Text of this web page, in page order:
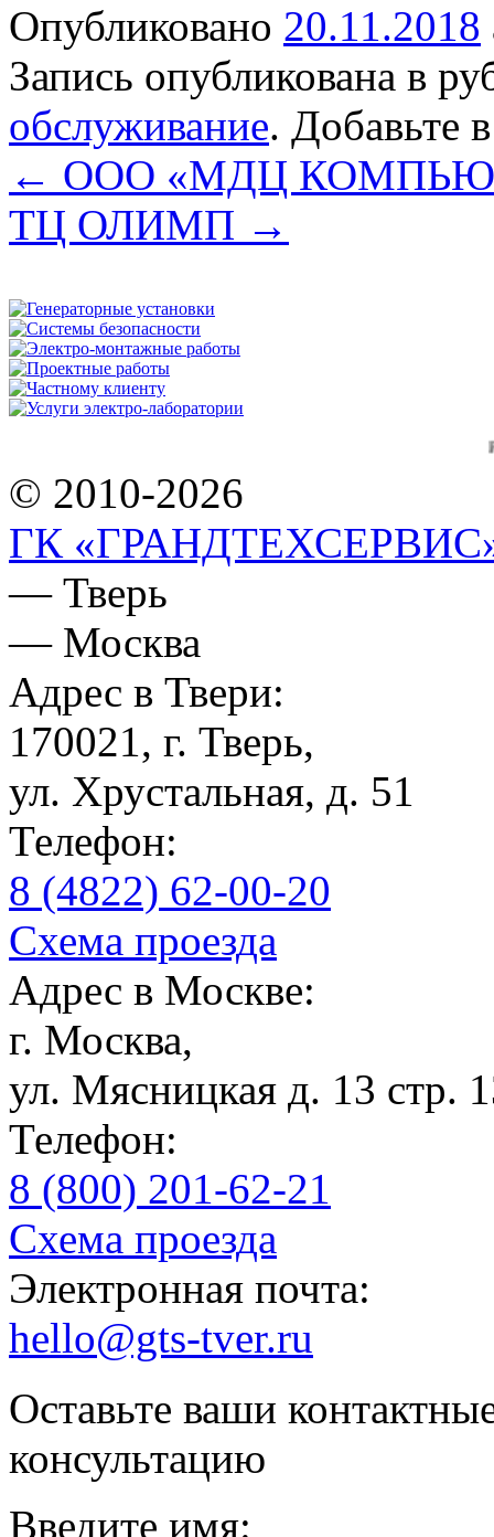
Опубликовано 20.11.2018
Запись опубликована в
обслуживание. Добавьте
← ООО «МДЦ
ТЦ ОЛИМП →
© 2010-2026
ГК
— Тверь
— Москва
Адрес в Твери:
170021, г. Тверь,
ул. Хрустальная, д. 51
Телефон:
8 (4822) 62-00-20
Схема проезда
Адрес в Москве:
г. Москва,
ул. Мясницкая д. 13 стр.
Телефон:
8 (800) 201-62-21
Схема проезда
Электронная почта:
hello@gts-tver.ru
Оставьте ваши
консультацию
Введите имя: